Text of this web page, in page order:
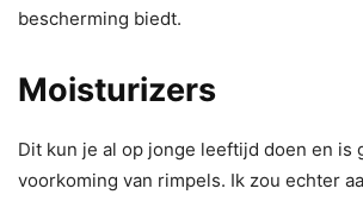
bescherming biedt.
Moisturizers
Dit kun je al op jonge leeftijd doen en is
voorkoming van rimpels. Ik zou echter